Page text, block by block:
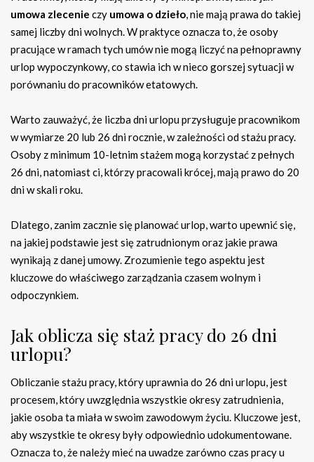
umowa zlecenie czy umowa o dzieło, nie mają prawa do takiej
samej liczby dni wolnych. W praktyce oznacza to, że osoby
pracujące w ramach tych umów nie mogą liczyć na pełnoprawny
urlop wypoczynkowy, co stawia ich w nieco gorszej sytuacji w
porównaniu do pracowników etatowych.
Warto zauważyć, że liczba dni urlopu przysługuje pracownikom
w wymiarze 20 lub 26 dni rocznie, w zależności od stażu pracy.
Osoby z minimum 10-letnim stażem mogą korzystać z pełnych
26 dni, natomiast ci, którzy pracowali krócej, mają prawo do 20
dni w skali roku.
Dlatego, zanim zacznie się planować urlop, warto upewnić się,
na jakiej podstawie jest się zatrudnionym oraz jakie prawa
wynikają z danej umowy. Zrozumienie tego aspektu jest
kluczowe do właściwego zarządzania czasem wolnym i
odpoczynkiem.
Jak oblicza się staż pracy do 26 dni
urlopu?
Obliczanie stażu pracy, który uprawnia do 26 dni urlopu, jest
procesem, który uwzględnia wszystkie okresy zatrudnienia,
jakie osoba ta miała w swoim zawodowym życiu. Kluczowe jest,
aby wszystkie te okresy były odpowiednio udokumentowane.
Oznacza to, że należy mieć na uwadze zarówno czas pracy u